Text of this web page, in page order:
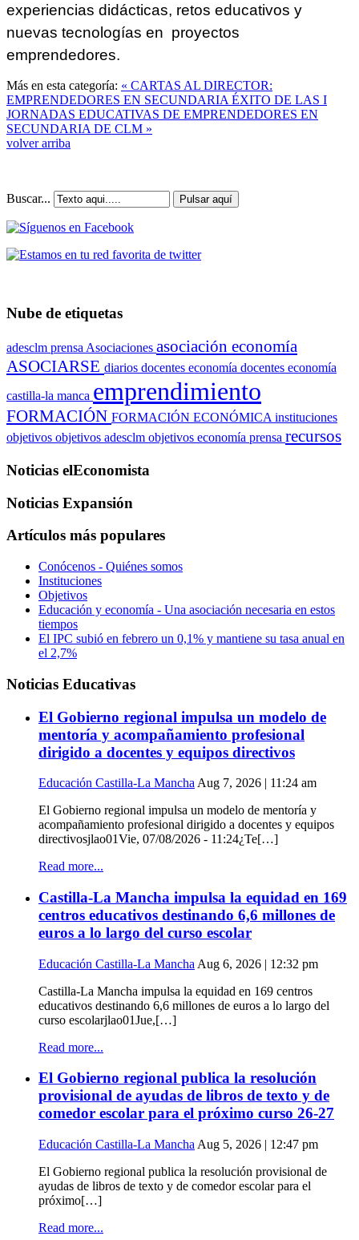
experiencias didácticas, retos educativos y
nuevas tecnologías en proyectos
emprendedores.
Más en esta categoría: « CARTAS AL DIRECTOR:
EMPRENDEDORES EN SECUNDARIA ÉXITO DE LAS I
JORNADAS EDUCATIVAS DE EMPRENDEDORES EN
SECUNDARIA DE CLM »
volver arriba
Buscar... Pulsar aquí
Nube de etiquetas
adesclm prensa Asociaciones asociación economía
ASOCIARSE diarios docentes economía docentes economía
castilla-la manca emprendimiento
FORMACIÓN FORMACIÓN ECONÓMICA instituciones
objetivos objetivos adesclm objetivos economía prensa recursos
Noticias elEconomista
Noticias Expansión
Artículos más populares
Conócenos - Quiénes somos
Instituciones
Objetivos
Educación y economía - Una asociación necesaria en estos
tiempos
El IPC subió en febrero un 0,1% y mantiene su tasa anual en
el 2,7%
Noticias Educativas
El Gobierno regional impulsa un modelo de
mentoría y acompañamiento profesional
dirigido a docentes y equipos directivos
Educación Castilla-La Mancha Aug 7, 2026 | 11:24 am
El Gobierno regional impulsa un modelo de mentoría y
acompañamiento profesional dirigido a docentes y equipos
directivosjlao01Vie, 07/08/2026 - 11:24¿Te[…]
Read more...
Castilla-La Mancha impulsa la equidad en 169
centros educativos destinando 6,6 millones de
euros a lo largo del curso escolar
Educación Castilla-La Mancha Aug 6, 2026 | 12:32 pm
Castilla-La Mancha impulsa la equidad en 169 centros
educativos destinando 6,6 millones de euros a lo largo del
curso escolarjlao01Jue,[…]
Read more...
El Gobierno regional publica la resolución
provisional de ayudas de libros de texto y de
comedor escolar para el próximo curso 26-27
Educación Castilla-La Mancha Aug 5, 2026 | 12:47 pm
El Gobierno regional publica la resolución provisional de
ayudas de libros de texto y de comedor escolar para el
próximo[…]
Read more...